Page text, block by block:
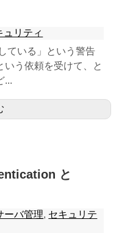
ュリティ
ている」という警告
いう依頼を受けて、と
...
と
ーバ管理, セキュリテ